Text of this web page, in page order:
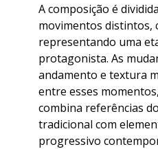
A composição é
movimentos distintos,
representando uma
protagonista. As
andamento e textura
entre esses
combina referências
tradicional com
progressivo